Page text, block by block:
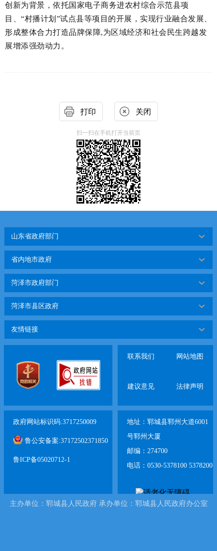
创新为背景，依托国家电子商务进农村综合示范县项
目、“村播计划”试点县等项目的开展，实现行业融合发展、
形成整体合力打造品牌保障,为区域经济和社会民生跨越发
展增添强劲动力。
打印 关闭
扫一扫在手机打开当前页
山东省政府部门
省内地市政府
菏泽市政府部门
菏泽市县区政府
友情链接
联系我们 网站地图
建议意见 法律声明
政府网站标识码:3717250009
鲁公安备案:37172502371850
鲁ICP备05020712-1
地址：郓城县郓州大道6001
号郓州大厦
邮编：274700
电话：0530-5378100 5378200
主办单位：郓城县人民政府 承办单位：郓城县人民政府办公室